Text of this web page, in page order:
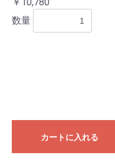
数量
カートに入れる